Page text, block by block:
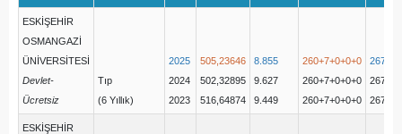
ESKİŞEHİR
OSMANGAZİ
ÜNİVERSİTESİ
Devlet-
Ücretsiz
Tıp
(6 Yıllık)
2025
2024
2023
505,23646
502,32895
516,64874
8.855
9.627
9.449
260+7+0+0+0
260+7+0+0+0
260+7+0+0+0
267
ESKİŞEHİR